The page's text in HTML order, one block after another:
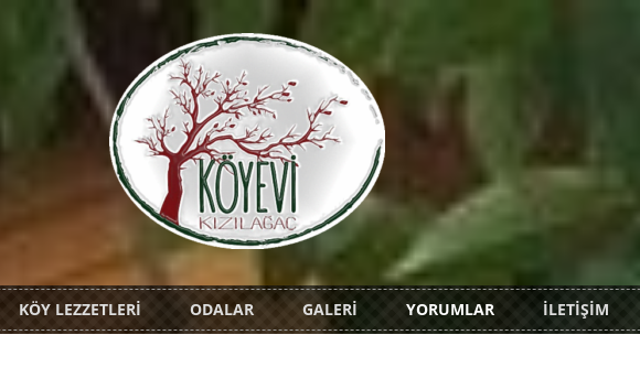
KÖY LEZZETLERİ ODALAR GALERİ YORUMLAR İLETİŞİM